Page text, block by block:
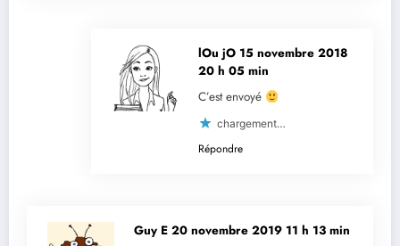
lOu jO 15 novembre 2018
20 h 05 min
C’est envoyé
chargement…
Répondre
Guy E 20 novembre 2019 11 h 13 min